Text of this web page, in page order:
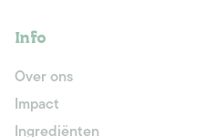
Info
Over ons
Impact
Ingrediënten